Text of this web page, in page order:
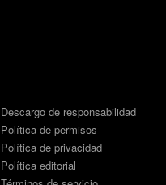
Descargo de responsabilidad
Política de permisos
Política de privacidad
Política editorial